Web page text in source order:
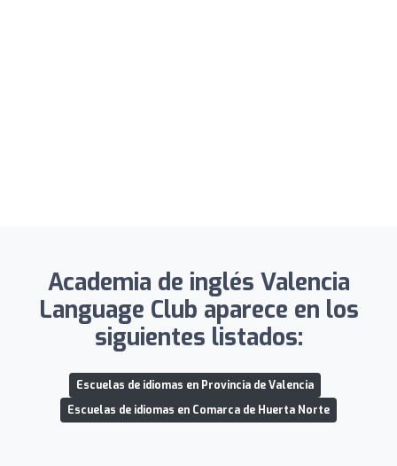
Academia de inglés Valencia
Language Club aparece en los
siguientes listados:
Escuelas de idiomas en Provincia de Valencia
Escuelas de idiomas en Comarca de Huerta Norte